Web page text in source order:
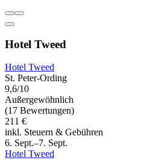
Hotel Tweed
Hotel Tweed
St. Peter-Ording
9,6/10
Außergewöhnlich
(17 Bewertungen)
211 €
inkl. Steuern & Gebühren
6. Sept.–7. Sept.
Hotel Tweed